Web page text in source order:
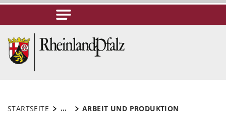
STARTSEITE ... ARBEIT UND PRODUKTION